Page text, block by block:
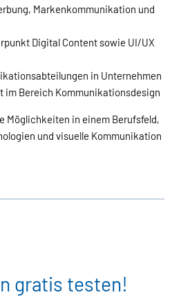
Markenkommunikation und
Digital Content sowie UI/UX
in Unternehmen
Bereich Kommunikationsdesign
Möglichkeiten in einem Berufsfeld,
und visuelle Kommunikation
gratis testen!